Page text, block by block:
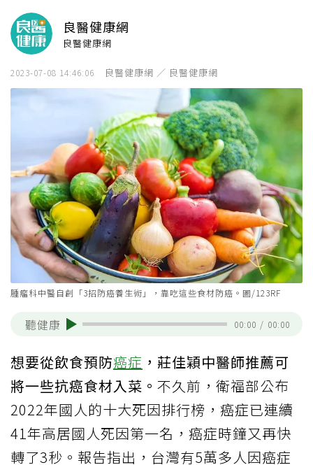
良醫健康網
良醫健康網
2023-07-08 14:46:06 良醫健康網 ／ 良醫健康網
腫瘤科中醫自創「3招防癌養生術」，靠吃這些食材防癌。圖/123RF
聽健康 00:00 / 00:00
想要從飲食預防癌症 ，莊佳穎中醫師推薦可
將一些抗癌食材入菜。 不久前，衛福部公布
2022年國人的十大死因排行榜，癌症已連續
41年高居國人死因第一名，癌症時鐘又再快
轉了3秒。報告指出，台灣有5萬多人因癌症